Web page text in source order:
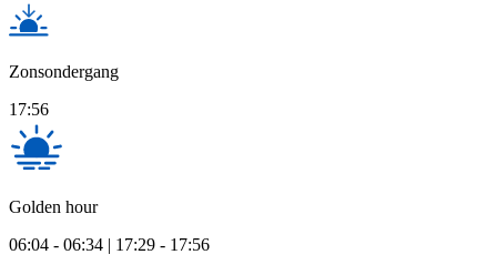
Zonsondergang
17:56
Golden hour
06:04 - 06:34 | 17:29 - 17:56